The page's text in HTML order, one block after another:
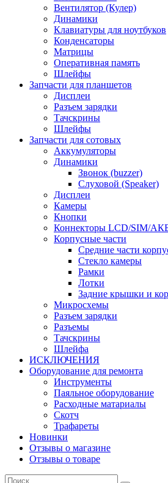
Вентилятор (Кулер)
Динамики
Клавиатуры для ноутбуков
Конденсаторы
Матрицы
Оперативная память
Шлейфы
Запчасти для планшетов
Дисплеи
Разъем зарядки
Тачскрины
Шлейфы
Запчасти для сотовых
Аккумуляторы
Динамики
Звонок (buzzer)
Слуховой (Speaker)
Дисплеи
Камеры
Кнопки
Коннекторы LCD/SIM/
Корпусные части
Средние части
Стекло камеры
Рамки
Лотки
Задние крышки и
Микросхемы
Разъем зарядки
Разъемы
Тачскрины
Шлейфа
ИСКЛЮЧЕНИЯ
Оборудование для ремонта
Инструменты
Паяльное оборудование
Расходные матариалы
Скотч
Трафареты
Новинки
Отзывы о магазине
Отзывы о товаре